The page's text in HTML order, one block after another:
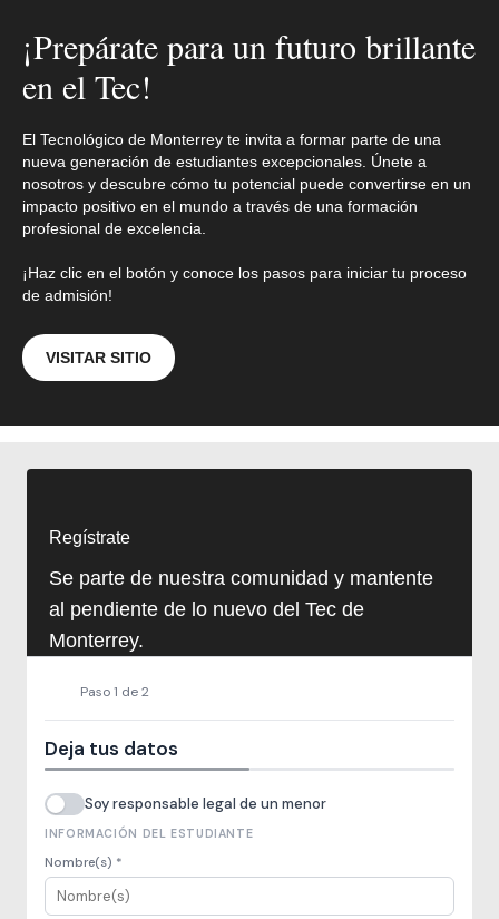
¡Prepárate para un futuro brillante
en el Tec!
El Tecnológico de Monterrey te invita a formar parte de una
nueva generación de estudiantes excepcionales. Únete a
nosotros y descubre cómo tu potencial puede convertirse en un
impacto positivo en el mundo a través de una formación
profesional de excelencia.
¡Haz clic en el botón y conoce los pasos para iniciar tu proceso
de admisión!
VISITAR SITIO
Regístrate
Se parte de nuestra comunidad y mantente
al pendiente de lo nuevo del Tec de
Monterrey.